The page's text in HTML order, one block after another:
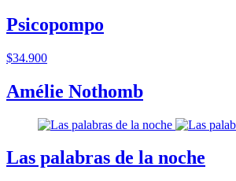
Psicopompo
$34.900
Amélie Nothomb
Las palabras de la noche